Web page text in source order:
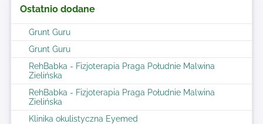
Ostatnio dodane
Grunt Guru
Grunt Guru
RehBabka - Fizjoterapia Praga Południe Malwina
Zielińska
RehBabka - Fizjoterapia Praga Południe Malwina
Zielińska
Klinika okulistyczna Eyemed